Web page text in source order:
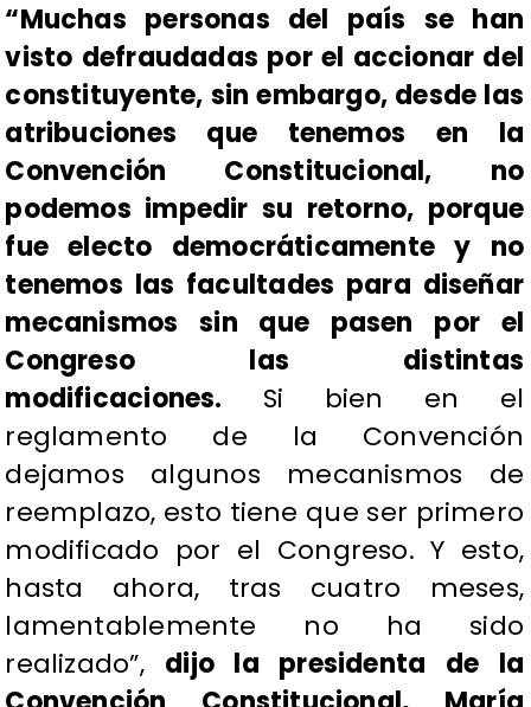
“Muchas personas del país se han
visto defraudadas por el accionar del
constituyente, sin embargo, desde las
atribuciones que tenemos en la
Convención Constitucional, no
podemos impedir su retorno, porque
fue electo democráticamente y no
tenemos las facultades para diseñar
mecanismos sin que pasen por el
Congreso las distintas
modificaciones. Si bien en el
reglamento de la Convención
dejamos algunos mecanismos de
reemplazo, esto tiene que ser primero
modificado por el Congreso. Y esto,
hasta ahora, tras cuatro meses,
lamentablemente no ha sido
realizado”, dijo la presidenta de la